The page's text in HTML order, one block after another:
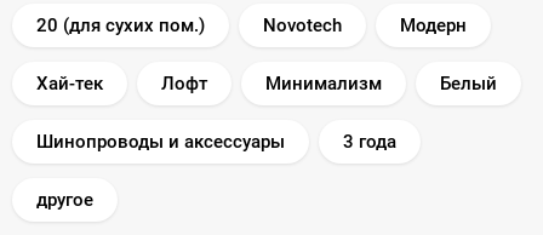
20 (для сухих пом.) Novotech Модерн
Хай-тек Лофт Минимализм Белый
Шинопроводы и аксессуары 3 года
другое